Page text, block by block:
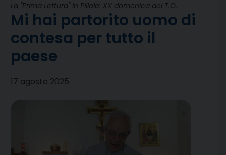
La "Prima Lettura" in Pillole: XX domenica del T.O.
Mi hai partorito uomo di
contesa per tutto il
paese
17 agosto 2025